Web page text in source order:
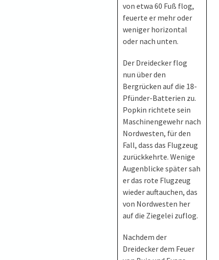
von etwa 60 Fuß flog,
feuerte er mehr oder
weniger horizontal
oder nach unten.
Der Dreidecker flog
nun über den
Bergrücken auf die 18-
Pfünder-Batterien zu.
Popkin richtete sein
Maschinengewehr nach
Nordwesten, für den
Fall, dass das Flugzeug
zurückkehrte. Wenige
Augenblicke später sah
er das rote Flugzeug
wieder auftauchen, das
von Nordwesten her
auf die Ziegelei zuflog.
Nachdem der
Dreidecker dem Feuer